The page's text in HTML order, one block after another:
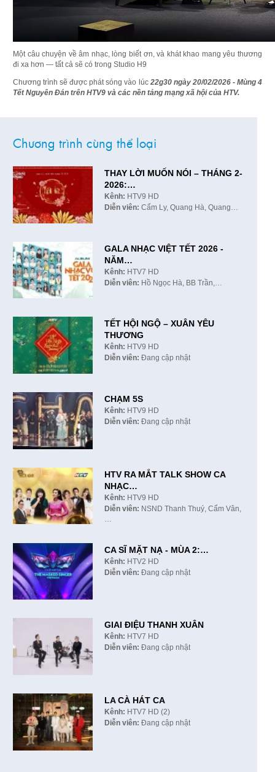
Một câu chuyện về âm nhạc, lòng biết ơn, và khát khao mang yêu thương
đi xa hơn — tất cả sẽ có trong Studio H9
Chương trình sẽ được phát sóng vào lúc 22g30 ngày 20/02/2026 - Mùng 4
Tết Nguyên Đán trên HTV9 và các nền tảng mạng xã hội của HTV.
Chương trình cùng thể loại
THAY LỜI MUỐN NÓI – THÁNG 2-
2026:…
Kênh: HTV9 HD
Diễn viên: Cẩm Ly, Quang Hà, Quang…
GALA NHẠC VIỆT TẾT 2026 -
NĂM…
Kênh: HTV7 HD
Diễn viên: Hồ Ngọc Hà, BB Trần,…
TẾT HỘI NGỘ – XUÂN YÊU
THƯƠNG
Kênh: HTV9 HD
Diễn viên: Đang cập nhật
CHẠM 5S
Kênh: HTV9 HD
Diễn viên: Đang cập nhật
HTV RA MẮT TALK SHOW CA
NHẠC…
Kênh: HTV9 HD
Diễn viên: NSND Thanh Thuý, Cẩm Vân,
CA SĨ MẶT NẠ - MÙA 2:…
Kênh: HTV2 HD
Diễn viên: Đang cập nhật
GIAI ĐIỆU THANH XUÂN
Kênh: HTV7 HD
Diễn viên: Đang cập nhật
LA CÀ HÁT CA
Kênh: HTV7 HD (2)
Diễn viên: Đang cập nhật